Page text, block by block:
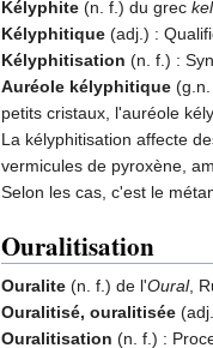
Kélyphite (n. f.) du grec
Kélyphitique (adj.) :
Kélyphitisation (n. f.) :
Auréole kélyphitique
petits cristaux, l'auréole
La kélyphitisation affecte
vermicules de pyroxène,
Selon les cas, c'est le
Ouralitisation
Ouralite (n. f.) de l'Oural,
Ouralitisé, ouralitisée
Ouralitisation (n. f.) :